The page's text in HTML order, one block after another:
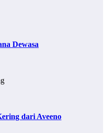
Dewasa
dari Aveeno